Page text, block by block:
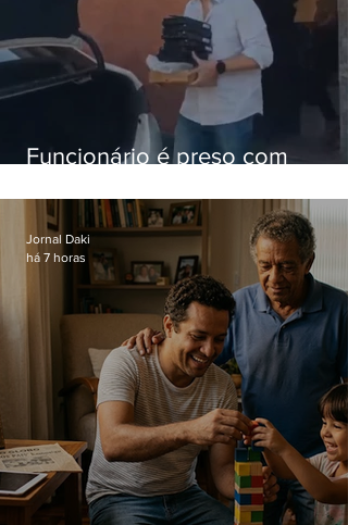
Funcionário é preso com
Hospital do Andaraí
Jornal Daki
há 7 horas